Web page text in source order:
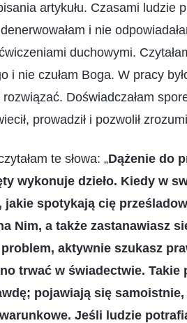
artykułu. Czasami ludzie
i nie
duchowymi.
i nie czułam Boga. W pracy
Doświadczałam
prowadził i pozwolił
te słowa: „Dążenie do
wykonuje dzieło. Kiedy w
jakie spotykają cię
Nim, a także zastanawiasz
aktywnie szukasz
trwać w świadectwie. Takie
pojawiają się
Jeśli ludzie